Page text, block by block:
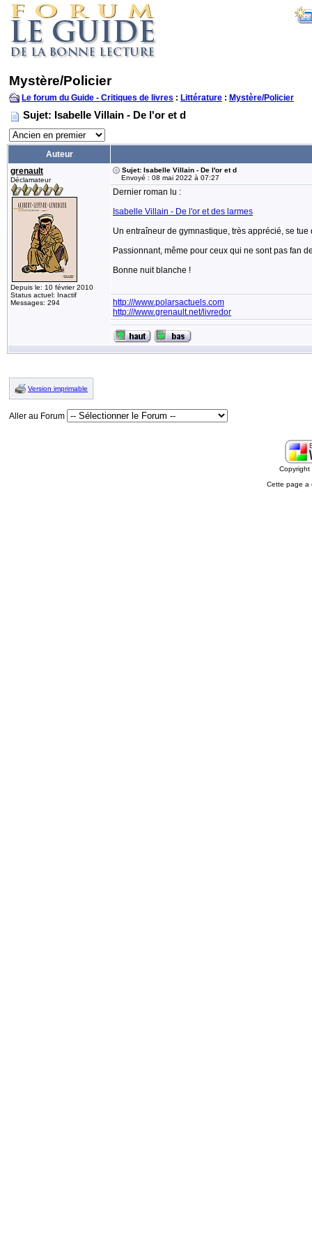
Mystère/Policier
Le forum du Guide - Critiques de livres : Littérature : Mystère/Policier
Sujet: Isabelle Villain - De l'or et d
Auteur
grenault
Déclamateur
Depuis le: 10 février 2010
Status actuel: Inactif
Messages: 294
Sujet: Isabelle Villain - De l'or et d
Envoyé : 08 mai 2022 à 07:27
Dernier roman lu :
Isabelle Villain - De l'or et des larmes
Un entraîneur de gymnastique, très apprécié, se
Passionnant, même pour ceux qui ne sont pas fan
Bonne nuit blanche !
http:///www.polarsactuels.com
http:///www.grenault.net/livredor
Version imprimable
Aller au Forum
Cette page a